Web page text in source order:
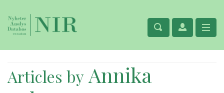
Articles by Annika